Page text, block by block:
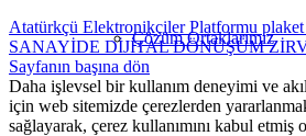
Çözüm Ortaklarımız
Atatürkçü Elektronikçiler Platformu
SANAYİDE DİJİTAL DÖNÜŞÜM
Sayfanın başına dön
Daha işlevsel bir kullanım deneyimi ve
için web sitemizde çerezlerden
sağlayarak, çerez kullanımını kabul etmiş